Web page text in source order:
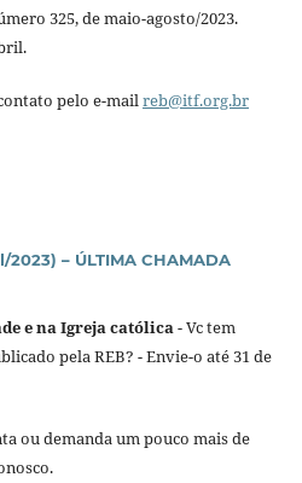
325, de maio-agosto/2023.
pelo e-mailreb@itf.org.br
– ÚLTIMA CHAMADA
e na Igreja católica- Vc tem
pela REB? - Envie-o até 31 de
ou demanda um pouco mais de